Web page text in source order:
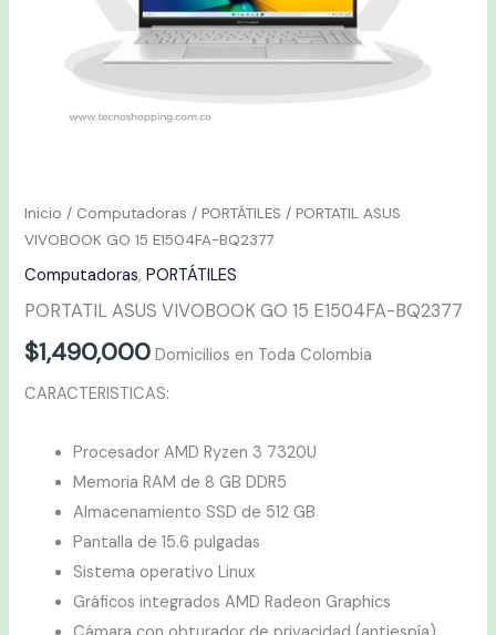
Inicio / Computadoras /PORTÁTILES / PORTATIL ASUS
VIVOBOOK GO 15 E1504FA-BQ2377
Computadoras,PORTÁTILES
PORTATIL ASUS VIVOBOOK GO 15 E1504FA-BQ2377
$1,490,000 Domicilios en Toda Colombia
CARACTERISTICAS:
Procesador AMD Ryzen 3 7320U
Memoria RAM de 8 GB DDR5
Almacenamiento SSD de 512 GB
Pantalla de 15.6 pulgadas
Sistema operativo Linux
Gráficos integrados AMD Radeon Graphics